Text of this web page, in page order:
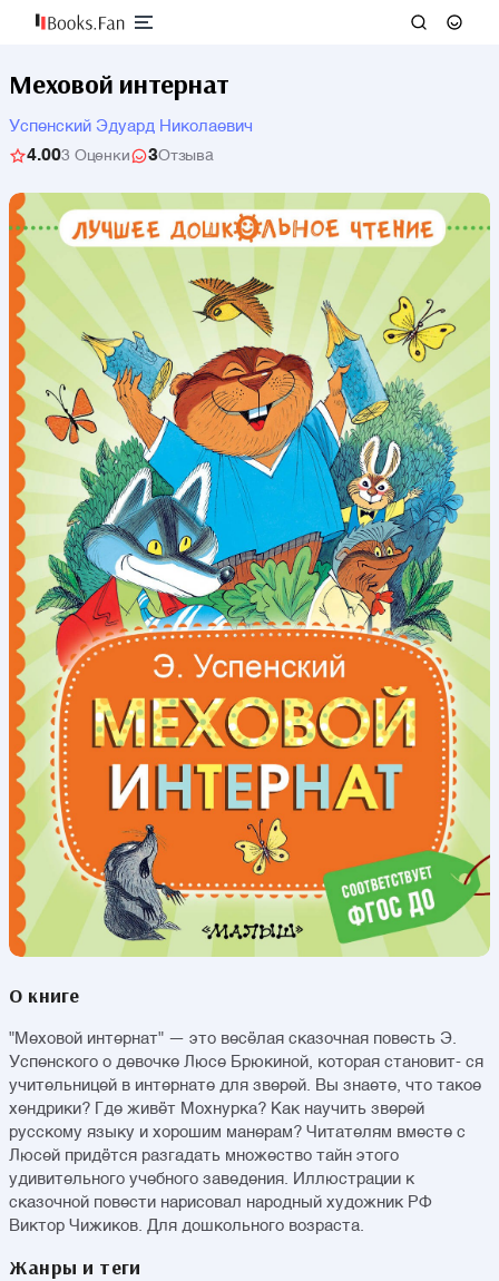
Меховой интернат
Успенский Эдуард Николаевич
4.003 Оценки 3Отзыва
О книге
"Меховой интернат" — это весёлая сказочная повесть Э.
Успенского о девочке Люсе Брюкиной, которая становит- ся
учительницей в интернате для зверей. Вы знаете, что такое
хендрики? Где живёт Мохнурка? Как научить зверей
русскому языку и хорошим манерам? Читателям вместе с
Люсей придётся разгадать множество тайн этого
удивительного учебного заведения. Иллюстрации к
сказочной повести нарисовал народный художник РФ
Виктор Чижиков. Для дошкольного возраста.
Жанры и теги